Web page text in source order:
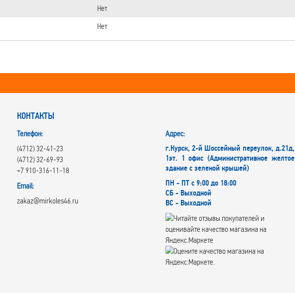
Нет
Нет
КОНТАКТЫ
Телефон:
(4712) 32-41-23
(4712) 32-69-93
+7 910-316-11-18
Email:
zakaz@mirkoles46.ru
Адрес:
г.Курск, 2-й Шоссейный переулок, д.21д,
1эт. 1 офис (Административное желтое
здание с зеленой крышей)
ПН - ПТ с 9:00 до 18:00
СБ - Выходной
ВС - Выходной